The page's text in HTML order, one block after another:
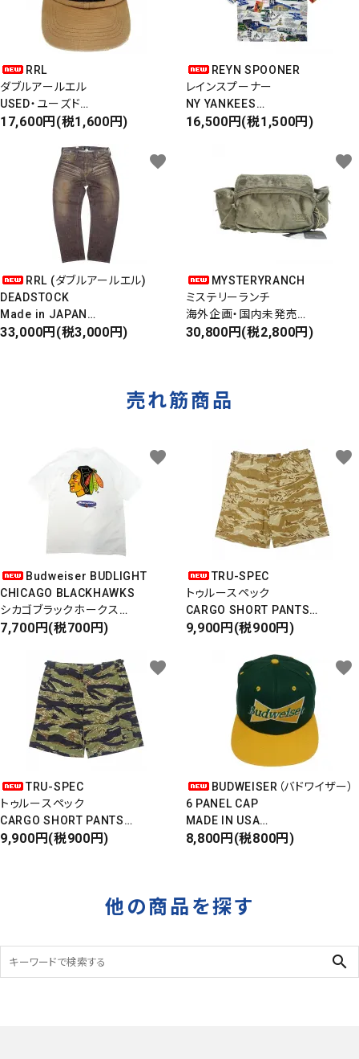
RRL
ダブルアールエル
USED・ユーズド
6PANEL CAP
17,600円(税1,600円)
REYN SPOONER
レインスプーナー
NY YANKEES
ニューヨークヤンキース
16,500円(税1,500円)
RRL (ダブルアールエル)
DEADSTOCK
Made in JAPAN
DAMAGE DENIM PANTS
33,000円(税3,000円)
favorite
MYSTERYRANCH
ミステリーランチ
海外企画・国内未発売
WAIST BAG
30,800円(税2,800円)
favorite
売れ筋商品
Budweiser BUDLIGHT
CHICAGO BLACKHAWKS
シカゴブラックホークス
半袖Tシャツ
7,700円(税700円)
favorite
TRU-SPEC
トゥルースペック
CARGO SHORT PANTS
カーゴショートパンツ
タイガーカモ
9,900円(税900円)
favorite
TRU-SPEC
トゥルースペック
CARGO SHORT PANTS
カーゴショートパンツ
9,900円(税900円)
favorite
BUDWEISER（バドワイザー）
6 PANEL CAP
MADE IN USA
Front Design
8,800円(税800円)
favorite
他の商品を探す
search